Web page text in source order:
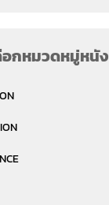
อกหมวดหมู่หนัง